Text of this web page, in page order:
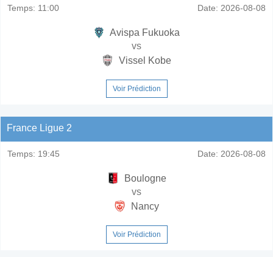
Temps: 11:00 Date: 2026-08-08
Avispa Fukuoka
vs
Vissel Kobe
Voir Prédiction
France Ligue 2
Temps: 19:45 Date: 2026-08-08
Boulogne
vs
Nancy
Voir Prédiction